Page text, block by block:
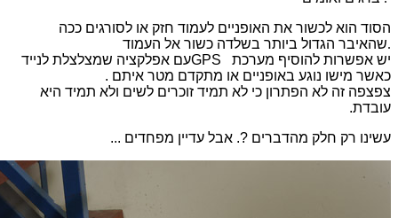
הסוד הוא לכשור את האופניים לעמוד חזק או לסורגים ככה
שהאיבר הגדול ביותר בשלדה כשור אל העמוד.
יש אפשרות להוסיף מערכת GPSעם אפלקציה שמצלצלת לנייד
כאשר מישו נוגע באופניים או מתקדם מטר איתם .
צפצפה זה לא הפתרון כי לא תמיד זוכרים לשים ולא תמיד היא
עובדת.
עשינו רק חלק מהדברים ?. אבל עדיין מפחדים ...